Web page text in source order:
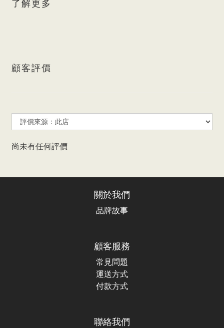
了解更多
顧客評價
尚未有任何評價
關於我們
品牌故事
顧客服務
常見問題
運送方式
付款方式
聯絡我們